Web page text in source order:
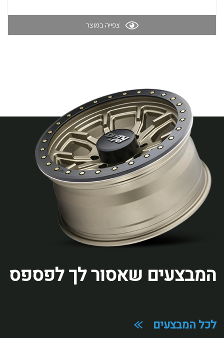
צפייה במוצר
מלאו את הפרטים הבאים
ואנחנו נחזור אליכם
המבצעים שאסור לך לפספס
לכל המבצעים